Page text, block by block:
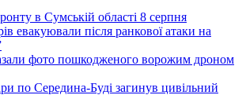
в Сумській області 8 серпня
евакуювали після ранкової атаки на
фото пошкодженого ворожим дроном
по Середина-Буді загинув цивільний